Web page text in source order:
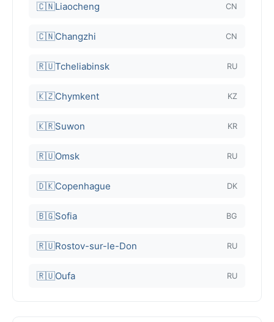
🇨🇳Liaocheng CN
🇨🇳Changzhi CN
🇷🇺Tcheliabinsk RU
🇰🇿Chymkent KZ
🇰🇷Suwon KR
🇷🇺Omsk RU
🇩🇰Copenhague DK
🇧🇬Sofia BG
🇷🇺Rostov-sur-le-Don RU
🇷🇺Oufa RU